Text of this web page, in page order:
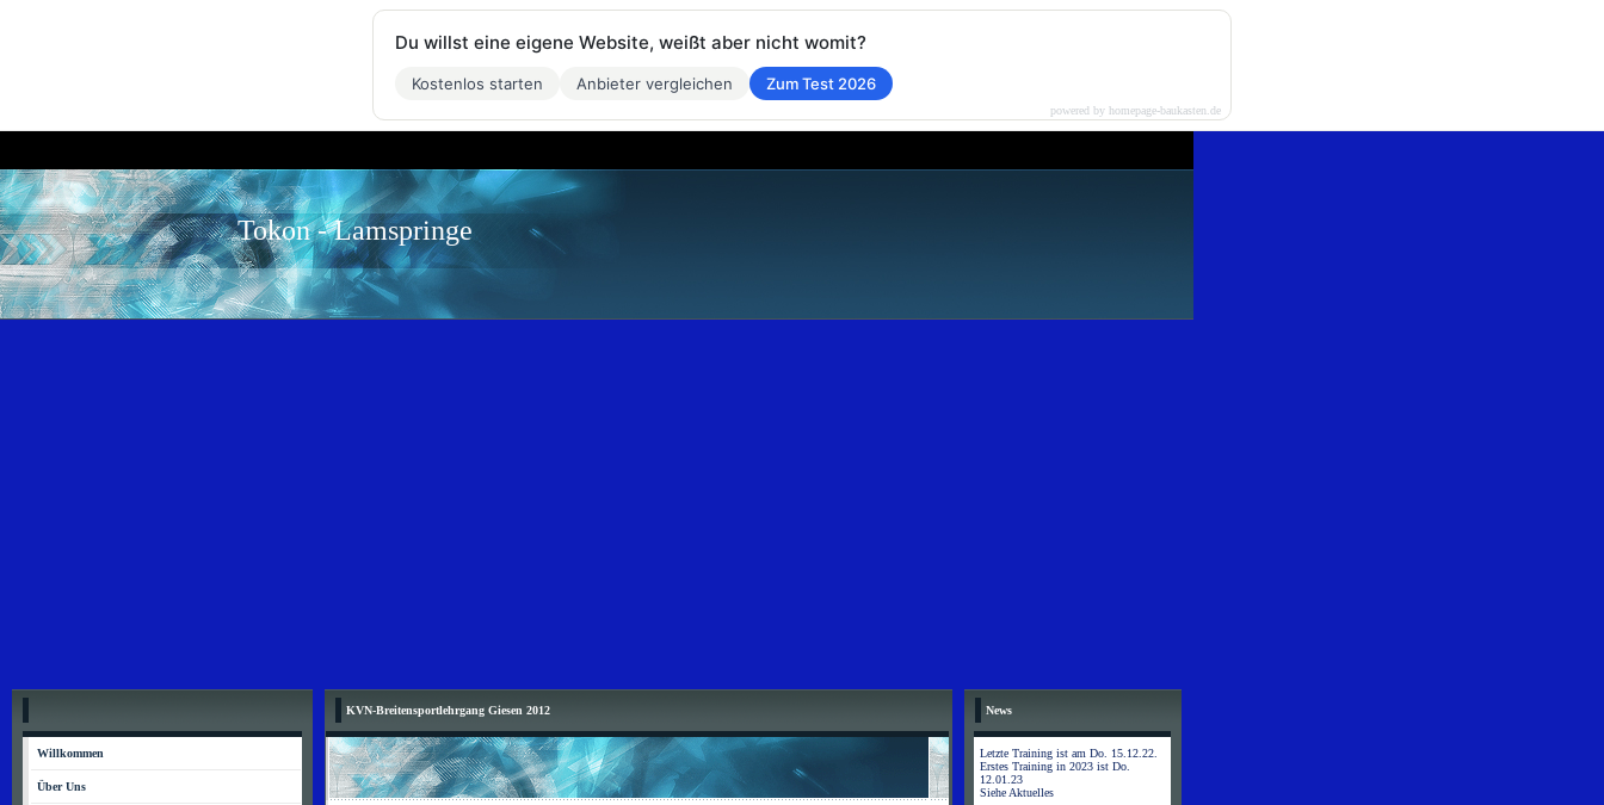
Tokon - Lamspringe
Willkommen
Über Uns
KVN-Breitensportlehrgang Giesen 2012 News
Letzte Training ist am Do. 15.12.22.
Erstes Training in 2023 ist Do.
12.01.23
Siehe Aktuelles
Du willst eine eigene Website, weißt aber nicht womit?
Kostenlos starten Anbieter vergleichen Zum Test 2026
powered by homepage-baukasten.de